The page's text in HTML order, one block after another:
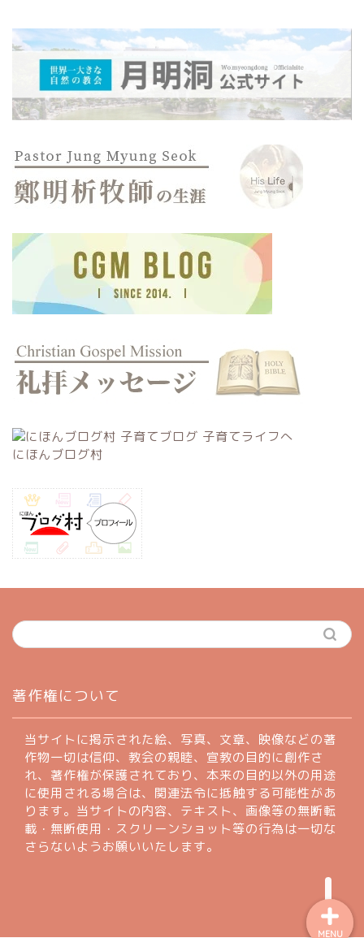
にほんブログ村
著作権について
当サイトに掲示された絵、写真、文章、映像などの著
作物一切は信仰、教会の親睦、宣教の目的に創作さ
れ、著作権が保護されており、本来の目的以外の用途
に使用される場合は、関連法令に抵触する可能性があ
ります。当サイトの内容、テキスト、画像等の無断転
載・無断使用・スクリーンショット等の行為は一切な
さらないようお願いいたします。
MENU
profile
著作権について
お問い合わせフォーム